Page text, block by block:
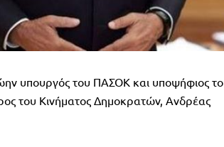
υπουργός του ΠΑΣΟΚ και υποψήφιος το
του Κινήματος Δημοκρατών, Ανδρέας